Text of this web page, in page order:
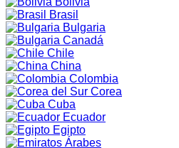
Brasil
Bulgaria
Canadá
Chile
China
Colombia
Corea
Cuba
Ecuador
Egipto